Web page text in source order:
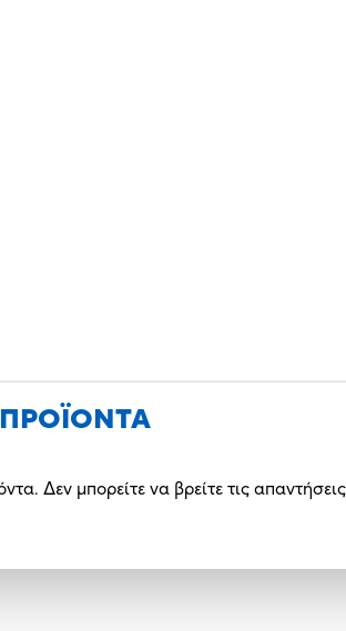
ΠΡΟΪΟΝΤΑ
Δεν μπορείτε να βρείτε τις